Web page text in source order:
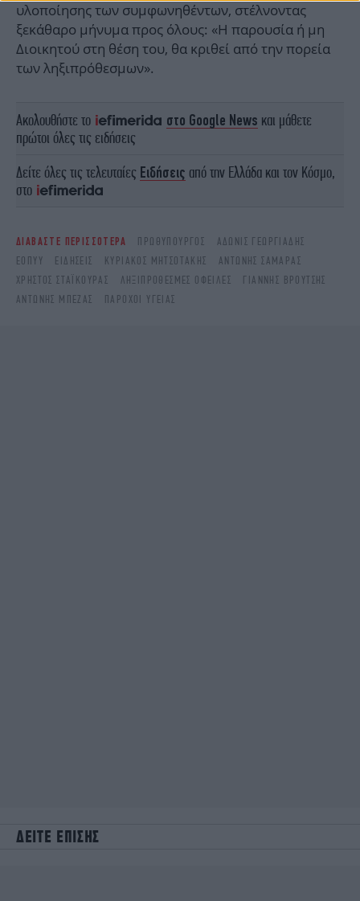
υλοποίησης των συμφωνηθέντων, στέλνοντας
ξεκάθαρο μήνυμα προς όλους: «Η παρουσία ή μη
Διοικητού στη θέση του, θα κριθεί από την πορεία
των ληξιπρόθεσμων».
Ακολουθήστε το στο Google News και μάθετε
πρώτοι όλες τις ειδήσεις
Δείτε όλες τις τελευταίες Ειδήσεις από την Ελλάδα και τον Κόσμο,
στο
ΔΙΑΒΑΣΤΕ ΠΕΡΙΣΣΟΤΕΡΑ ΠΡΩΘΥΠΟΥΡΓΌΣ
ΆΔΩΝΙΣ ΓΕΩΡΓΙΆΔΗΣ
ΕΟΠΥΥ
ΕΙΔΉΣΕΙΣ ΚΥΡΙΆΚΟΣ ΜΗΤΣΟΤΆΚΗΣ
ΑΝΤΏΝΗΣ ΣΑΜΑΡΆΣ
ΧΡΉΣΤΟΣ ΣΤΑΪΚΟΎΡΑΣ
ΛΗΞΙΠΡΌΘΕΣΜΕΣ ΟΦΕΙΛΈΣ
ΓΙΆΝΝΗΣ ΒΡΟΎΤΣΗΣ
ΑΝΤΏΝΗΣ ΜΠΈΖΑΣ
ΠΆΡΟΧΟΙ ΥΓΕΊΑΣ
ΔΕΙΤΕ ΕΠΙΣΗΣ